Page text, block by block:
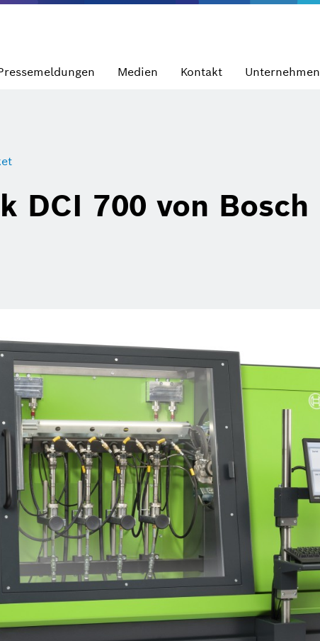
Medien Kontakt Unternehmen
DCI 700 von Bosch